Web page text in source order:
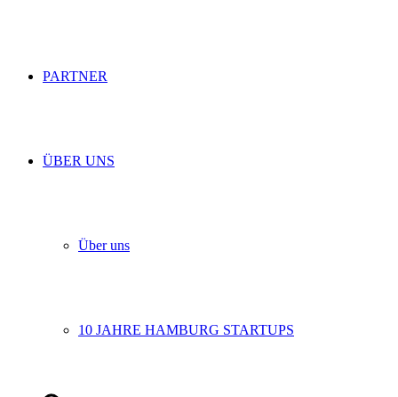
PARTNER
ÜBER UNS
Über uns
10 JAHRE HAMBURG STARTUPS